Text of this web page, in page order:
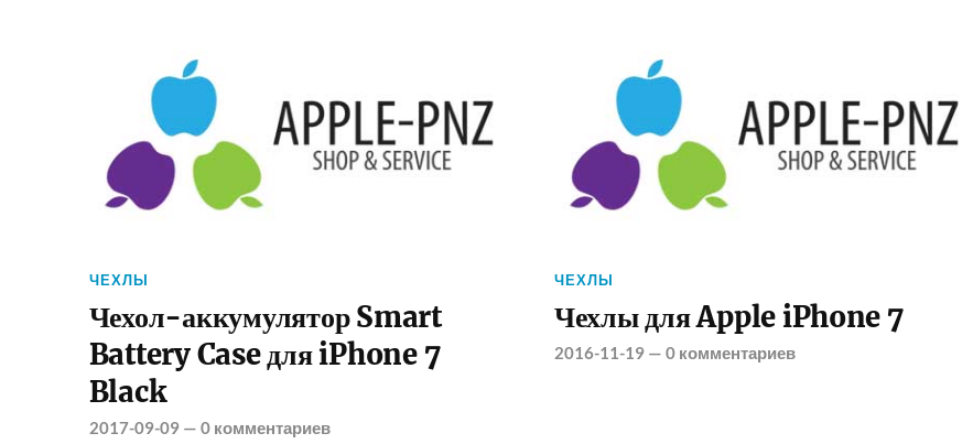
ЧЕХЛЫ
Чехол-аккумулятор Smart
Battery Case для iPhone 7
Black
2017-09-09— 0 комментариев
ЧЕХЛЫ
Чехлы для Apple iPhone 7
2016-11-19— 0 комментариев